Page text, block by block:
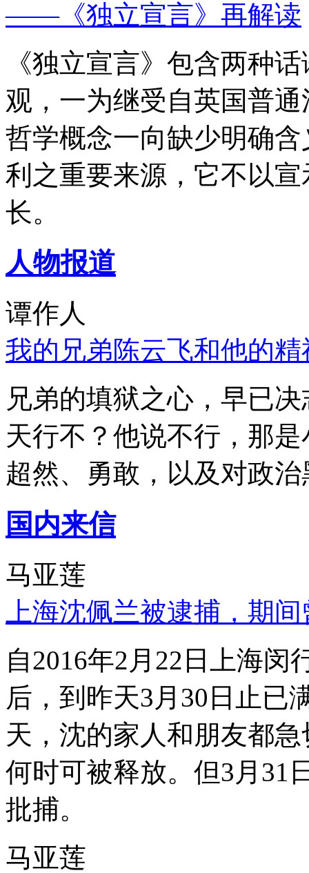
——《独立宣言》再解读
《独立宣言》包含两种
观，一为继受自英国普
哲学概念一向缺少明确
利之重要来源，它不以
长。
人物报道
谭作人
我的兄弟陈云飞和他的
兄弟的填狱之心，早已
天行不？他说不行，那
超然、勇敢，以及对政
国内来信
马亚莲
上海沈佩兰被逮捕，期
自2016年2月22日上海
后，到昨天3月30日止已
天，沈的家人和朋友都
何时可被释放。但3月31
批捕。
马亚莲